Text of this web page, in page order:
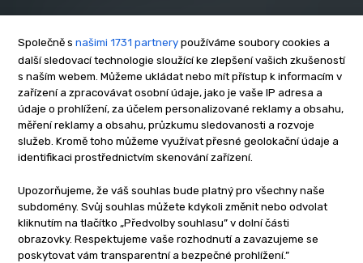
O nás
Kontakt
Reklama
Zásady soukromí
Privacy policy
Cookies
Etický kodex
Redakce
Společně s našimi 1731 partnery používáme soubory cookies a
další sledovací technologie sloužící ke zlepšení vašich zkušeností
s naším webem. Můžeme ukládat nebo mít přístup k informacím v
zařízení a zpracovávat osobní údaje, jako je vaše IP adresa a
údaje o prohlížení, za účelem personalizované reklamy a obsahu,
měření reklamy a obsahu, průzkumu sledovanosti a rozvoje
služeb. Kromě toho můžeme využívat přesné geolokační údaje a
identifikaci prostřednictvím skenování zařízení.
Upozorňujeme, že váš souhlas bude platný pro všechny naše
subdomény. Svůj souhlas můžete kdykoli změnit nebo odvolat
kliknutím na tlačítko „Předvolby souhlasu” v dolní části
obrazovky. Respektujeme vaše rozhodnutí a zavazujeme se
poskytovat vám transparentní a bezpečné prohlížení.”